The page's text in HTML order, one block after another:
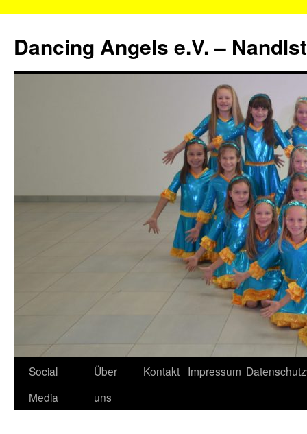
springen
Dancing Angels e.V. –
Social
Media
Über
uns
Kontakt Impressum